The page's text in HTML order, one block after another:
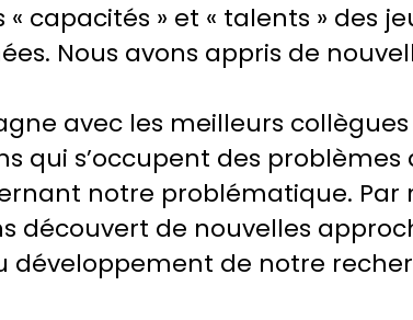
capacités » et « talents » des
Nous avons appris de
avec les meilleurs
qui s’occupent des problèmes
notre problématique.
découvert de nouvelles
de notre